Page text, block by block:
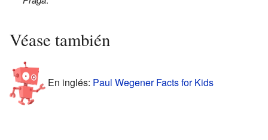
Véase también
En inglés: Paul Wegener Facts for Kids